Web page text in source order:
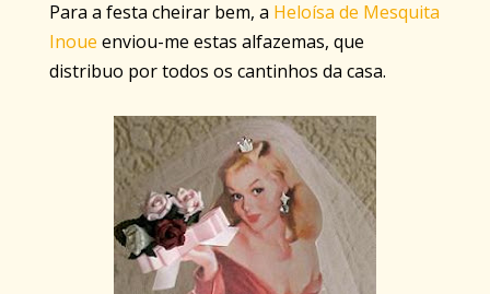
Para a festa cheirar bem, a Heloísa de Mesquita
Inoue enviou-me estas alfazemas, que
distribuo por todos os cantinhos da casa.